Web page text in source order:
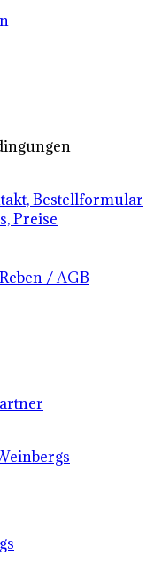
Bestellformular
Preise
/ AGB